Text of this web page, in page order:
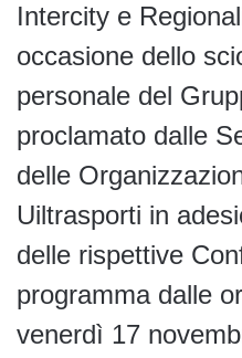
Intercity e
occasione dello
personale del
proclamato dalle
delle
Uiltrasporti in
delle rispettive
programma dalle
venerdì 17